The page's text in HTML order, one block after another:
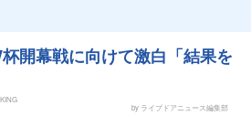
開幕戦に向けて激白「結果を
by ライブドアニュース編集部